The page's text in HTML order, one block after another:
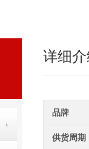
详细介
品牌
供货周期